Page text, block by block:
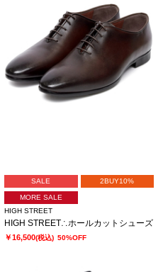
SALE 2BUY10%
MORE SALE
HIGH STREET
HIGH STREET∴ホールカットシューズ
￥16,500(税込) 50%OFF